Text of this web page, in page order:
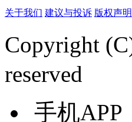
关于我们 建议与投诉 版权声明
Copyright
reserved
手机APP